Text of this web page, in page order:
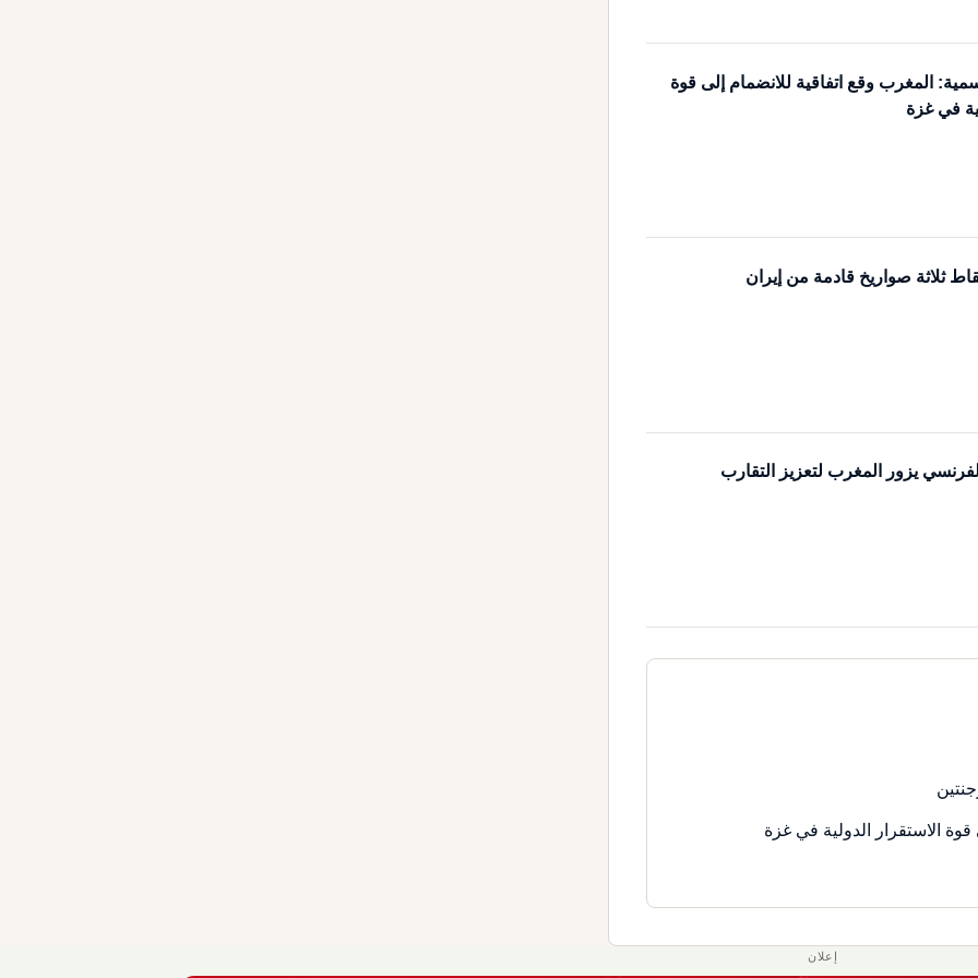
المغرب وقع اتفاقية للانضمام إلى قوة
في غزة
ثلاثة صواريخ قادمة من إيران
يزور المغرب لتعزيز التقارب
الاستقرار الدولية في غزة
إعلان